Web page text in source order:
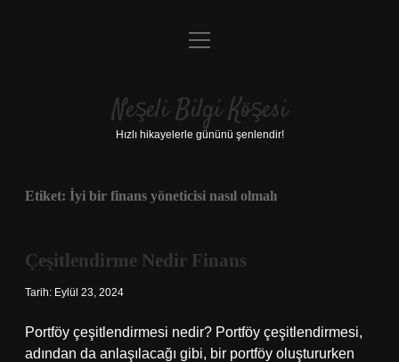
Anasayfa
Yasal Uyarı
menüyü
Neşeli Bilgi Köşesi
Hızlı hikayelerle gününü şenlendir!
Etiket: İyi bir finans yöneticisi nasıl olmalı
Çeşitlendirme Nedir Finans
Tarih: Eylül 23, 2024
Portföy çeşitlendirmesi nedir? Portföy çeşitlendirmesi,
adından da anlaşılacağı gibi, bir portföy oluştururken